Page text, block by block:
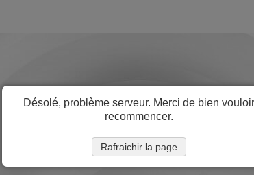
Désolé, problème serveur. Merci de bien vouloir
recommencer.
Rafraichir la page